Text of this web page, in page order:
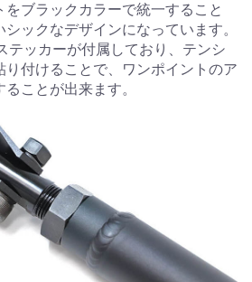
ブラックカラーで統一すること
ックなデザインになっています。
テッカーが付属しており、テンシ
り付けることで、ワンポイントのア
ことが出来ます。